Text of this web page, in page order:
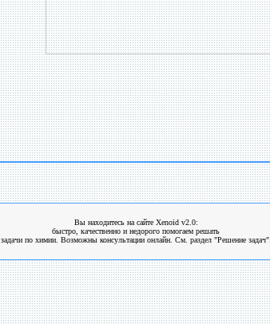
Вы находитесь на сайте Xenoid v2.0:
быстро, качественно и недорого помогаем решать
задачи по химии. Возможны консультации онлайн. См. раздел "Решение задач".